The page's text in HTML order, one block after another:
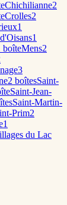
Chichilianne2
Crolles2
1
1
boîteMens2
3
2 boîtesSaint-
Saint-Jean-
sSaint-Martin-
Prim2
1
du Lac